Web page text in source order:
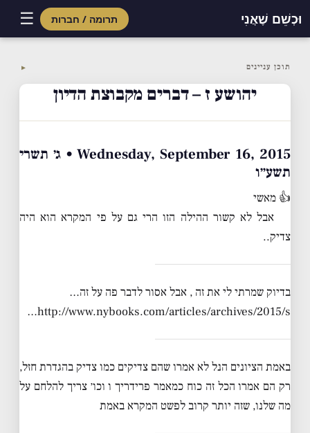
וּכְשֵׁם שֶׁאֲנִי תרומה / חברות ☰
content
תוכן עניינים ▼
יהושע ז – דברים מקבוצת הדיון
Wednesday, September 16, 2015 • ג׳ תשרי
תשע״ו
👍 מאשי
אבל לא קשור ההילה הזו הרי גם על פי המקרא הוא היה
צדיק..
בדיוק שמרתי לי את זה , אבל אסור לדבר פה על זה…
http://www.nybooks.com/articles/archives/2015/s…
באמת הציונים הנל לא אמרו שהם צדיקים כמו צדיק בהגדרת חזל,
רק הם אמרו הכל זה כוח כמאמר פרידריך ו וכו׳ צריך להלחם על
מה שלנו, שזה יותר קרוב לפשט המקרא באמת